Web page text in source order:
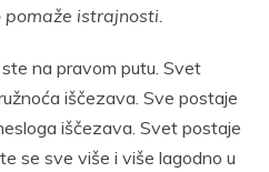
pomaže istrajnosti.
na pravom putu. Svet
iščezava. Sve postaje
iščezava. Svet postaje
se sve više i više lagodno u